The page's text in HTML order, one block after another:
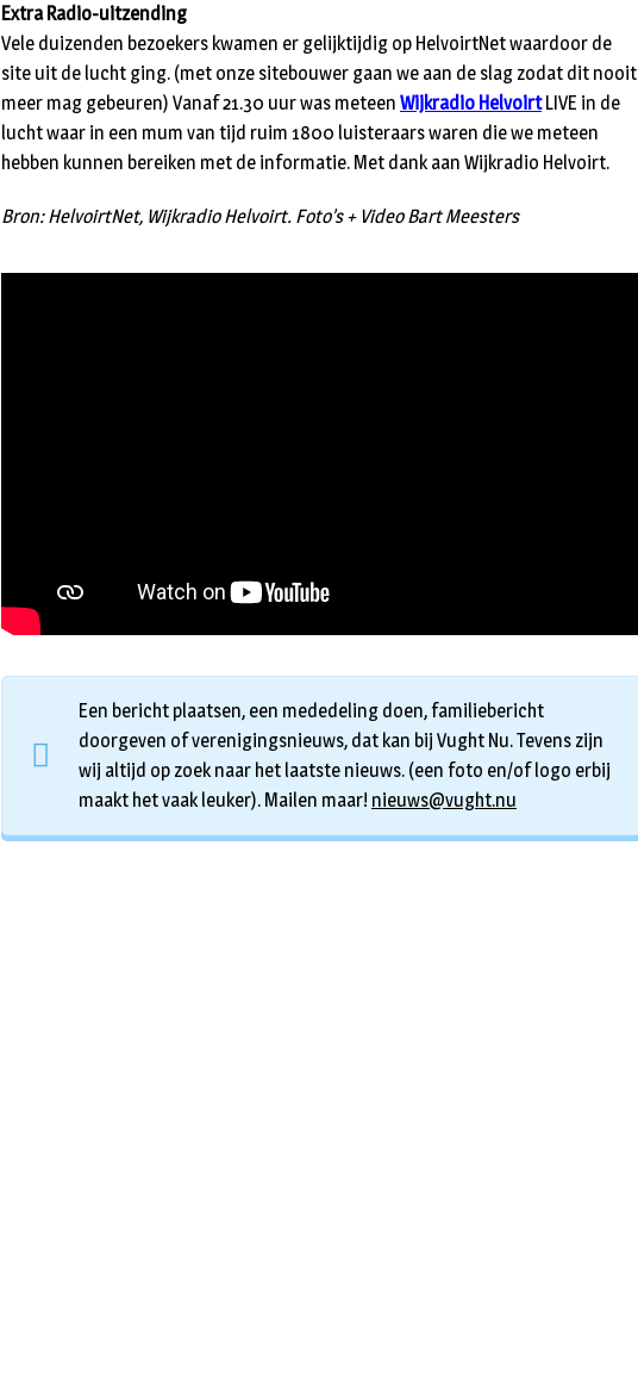
Extra Radio-uitzending
Vele duizenden bezoekers kwamen er gelijktijdig op HelvoirtNet waardoor de
site uit de lucht ging. (met onze sitebouwer gaan we aan de slag zodat dit nooit
meer mag gebeuren) Vanaf 21.30 uur was meteen Wijkradio HelvoirtLIVE in de
lucht waar in een mum van tijd ruim 1800 luisteraars waren die we meteen
hebben kunnen bereiken met de informatie. Met dank aan Wijkradio Helvoirt.
Bron: HelvoirtNet, Wijkradio Helvoirt. Foto’s + Video Bart Meesters
Een bericht plaatsen, een mededeling doen, familiebericht
doorgeven of verenigingsnieuws, dat kan bij Vught Nu. Tevens zijn
wij altijd op zoek naar het laatste nieuws. (een foto en/of logo erbij
maakt het vaak leuker). Mailen maar! nieuws@vught.nu